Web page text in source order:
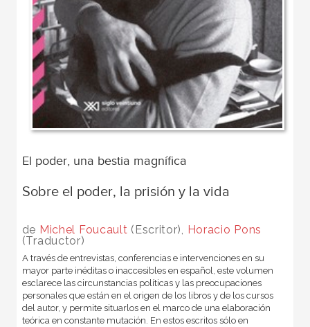
El poder, una bestia magnífica
Sobre el poder, la prisión y la vida
de Michel Foucault (Escritor), Horacio Pons
(Traductor)
A través de entrevistas, conferencias e intervenciones en su
mayor parte inéditas o inaccesibles en español, este volumen
esclarece las circunstancias políticas y las preocupaciones
personales que están en el origen de los libros y de los cursos
del autor, y permite situarlos en el marco de una elaboración
teórica en constante mutación. En estos escritos sólo en